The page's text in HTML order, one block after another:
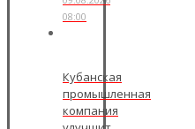
08:00
Кубанская
промышленная
компания